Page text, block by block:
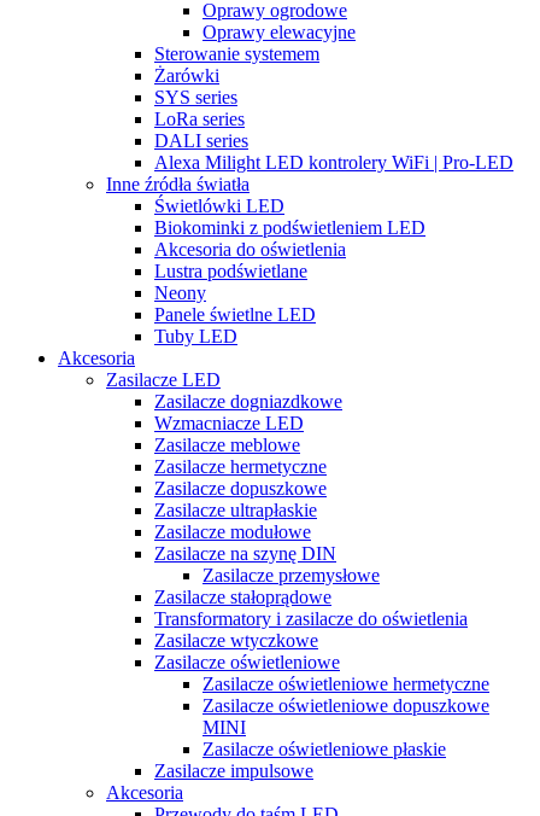
Oprawy ogrodowe
Oprawy elewacyjne
Sterowanie systemem
Żarówki
SYS series
LoRa series
DALI series
Alexa Milight LED kontrolery WiFi | Pro-LED
Inne źródła światła
Świetlówki LED
Biokominki z podświetleniem LED
Akcesoria do oświetlenia
Lustra podświetlane
Neony
Panele świetlne LED
Tuby LED
Akcesoria
Zasilacze LED
Zasilacze dogniazdkowe
Wzmacniacze LED
Zasilacze meblowe
Zasilacze hermetyczne
Zasilacze dopuszkowe
Zasilacze ultrapłaskie
Zasilacze modułowe
Zasilacze na szynę DIN
Zasilacze przemysłowe
Zasilacze stałoprądowe
Transformatory i zasilacze do oświetlenia
Zasilacze wtyczkowe
Zasilacze oświetleniowe
Zasilacze oświetleniowe hermetyczne
Zasilacze oświetleniowe dopuszkowe
MINI
Zasilacze oświetleniowe płaskie
Zasilacze impulsowe
Akcesoria